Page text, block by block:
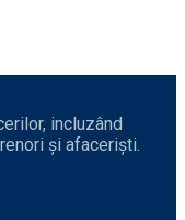
incluzând
și afaceriști.